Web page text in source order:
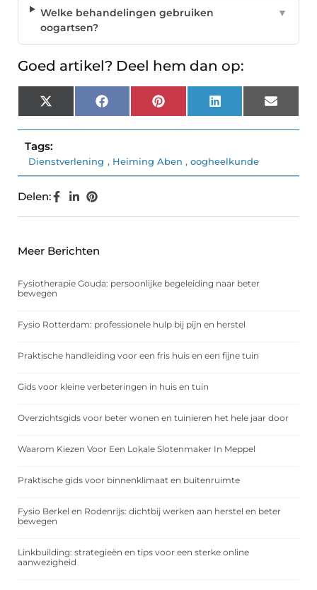
Welke behandelingen gebruiken
oogartsen?
▼
Goed artikel? Deel hem dan op:
X
(Twitter)
Facebook Pinterest LinkedIn Email
Tags:
Dienstverlening , Heiming Aben , oogheelkunde
Delen:
Meer Berichten
Fysiotherapie Gouda: persoonlijke begeleiding naar beter
bewegen
Fysio Rotterdam: professionele hulp bij pijn en herstel
Praktische handleiding voor een fris huis en een fijne tuin
Gids voor kleine verbeteringen in huis en tuin
Overzichtsgids voor beter wonen en tuinieren het hele jaar door
Waarom Kiezen Voor Een Lokale Slotenmaker In Meppel
Praktische gids voor binnenklimaat en buitenruimte
Fysio Berkel en Rodenrijs: dichtbij werken aan herstel en beter
bewegen
Linkbuilding: strategieën en tips voor een sterke online
aanwezigheid